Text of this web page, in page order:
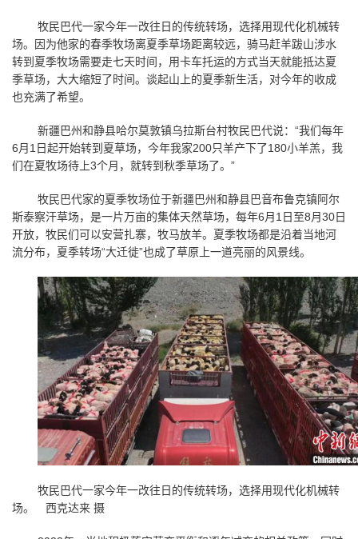
牧民巴代一家今年一改往日的传统转场，选择用现代化机械转
场。因为他家的春季牧场离夏季草场距离较远，骑马赶羊跋山涉水
转到夏季牧场需要走七天时间，用卡车托运的方式当天就能抵达夏
季草场，大大缩短了时间。谈起山上的夏季新生活，对今年的收成
也充满了希望。
新疆巴州和静县哈尔莫敦镇乌拉斯台村牧民巴代说： “我们每年
6月 1 日起开始转到夏草场，今年我家200只羊产下了180小羊羔，我
们在夏牧场待上3个月，就转到秋季草场了。 ”
牧民巴代家的夏季牧场位于新疆巴州和静县巴音布鲁克镇阿尔
斯泰察汗草场，是一片万亩的集体天然草场，每年6月 1 日至8月30日
开放，牧民们可以安营扎寨，牧马放羊。夏季牧场都是沿着当地河
流分布，夏季转场“大迁徙”也成了草原上一道亮丽的风景线。
牧民巴代一家今年一改往日的传统转场，选择用现代化机械转
场。 西克达来 摄